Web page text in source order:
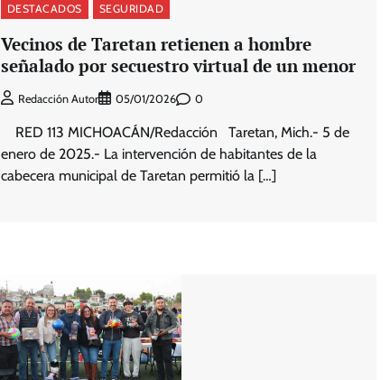
DESTACADOS SEGURIDAD
Vecinos de Taretan retienen a hombre
señalado por secuestro virtual de un menor
Redacción Autor 05/01/2026 0
RED 113 MICHOACÁN/Redacción Taretan, Mich.- 5 de
enero de 2025.- La intervención de habitantes de la
cabecera municipal de Taretan permitió la […]